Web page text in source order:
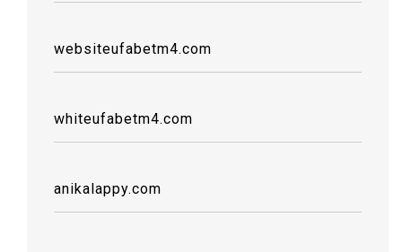
websiteufabetm4.com
whiteufabetm4.com
anikalappy.com